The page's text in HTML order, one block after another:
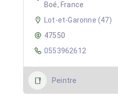
Boé, France
Lot-et-Garonne (47)
47550
0553962612
Peintre